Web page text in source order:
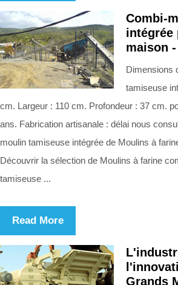
Combi-
intégrée
maison
Dimensions
tamiseuse
cm. Largeur : 110 cm. Profondeur : 37 cm.
ans. Fabrication artisanale : délai nous
moulin tamiseuse intégrée de Moulins à
Découvrir la sélection de Moulins à farine
tamiseuse ...
Read More
Grands